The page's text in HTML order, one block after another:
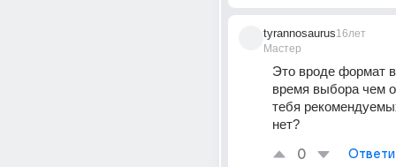
tyrannosaurus
Мастер
16лет
Это вроде формат
время выбора чем
тебя
нет?
0